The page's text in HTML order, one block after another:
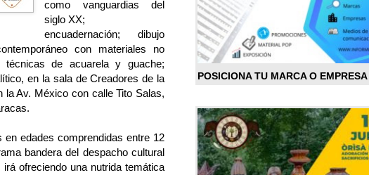
como vanguardias del
siglo XX;
encuadernación; dibujo
con materiales no
técnicas de acuarela y guache;
en la sala de Creadores de la
Av. México con calle Tito Salas,
edades comprendidas entre 12
bandera del despacho cultural
ofreciendo una nutrida temática
POSICIONA TU MARCA O EMPRESA